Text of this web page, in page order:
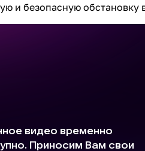
и безопасную обстановку